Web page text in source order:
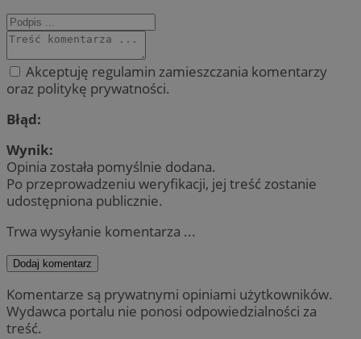
Akceptuję regulamin zamieszczania komentarzy
oraz politykę prywatności.
Błąd:
Wynik:
Opinia została pomyślnie dodana.
Po przeprowadzeniu weryfikacji, jej treść zostanie
udostępniona publicznie.
Trwa wysyłanie komentarza ...
Dodaj komentarz
Komentarze są prywatnymi opiniami użytkowników.
Wydawca portalu nie ponosi odpowiedzialności za
treść.